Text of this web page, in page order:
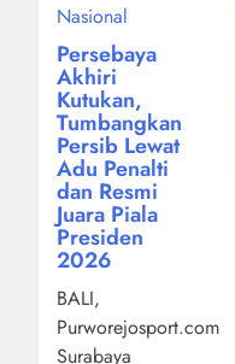
Nasional
Persebaya
Akhiri
Kutukan,
Tumbangkan
Persib Lewat
Adu Penalti
dan Resmi
Juara Piala
Presiden
2026
BALI,
Purworejosport.com,
Surabaya